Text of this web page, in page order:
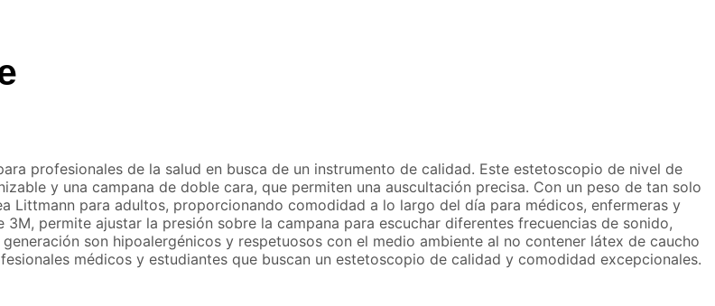
profesionales de la salud en busca de un instrumento de calidad. Este estetoscopio de nivel de
y una campana de doble cara, que permiten una auscultación precisa. Con un peso de tan solo
Littmann para adultos, proporcionando comodidad a lo largo del día para médicos, enfermeras y
permite ajustar la presión sobre la campana para escuchar diferentes frecuencias de sonido,
son hipoalergénicos y respetuosos con el medio ambiente al no contener látex de caucho
médicos y estudiantes que buscan un estetoscopio de calidad y comodidad excepcionales.